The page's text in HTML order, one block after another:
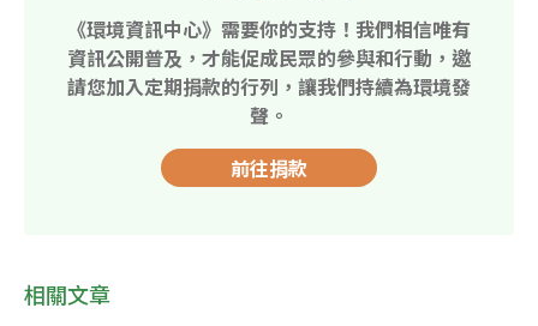
《環境資訊中心》需要你的支持！我們相信唯有
資訊公開普及，才能促成民眾的參與和行動，邀
請您加入定期捐款的行列，讓我們持續為環境發
聲。
前往捐款
相關文章